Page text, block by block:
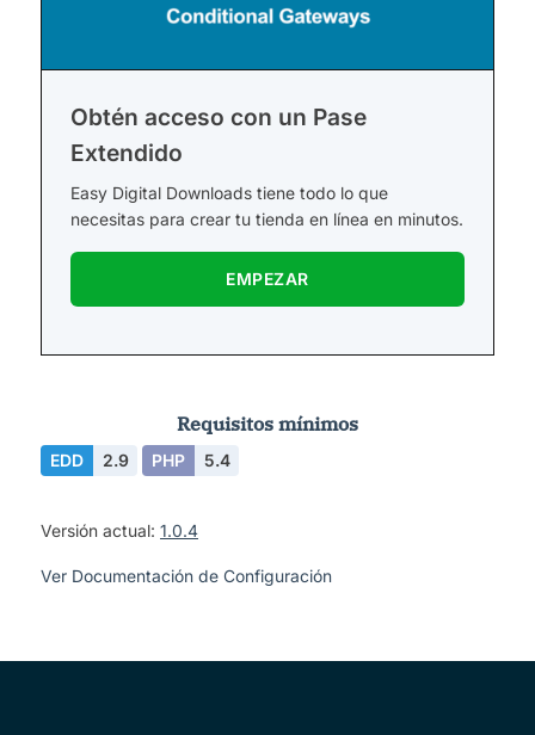
Obtén acceso con un Pase
Extendido
Easy Digital Downloads tiene todo lo que
necesitas para crear tu tienda en línea en minutos.
EMPEZAR
Requisitos mínimos
EDD 2.9 PHP 5.4
Versión actual: 1.0.4
Ver Documentación de Configuración